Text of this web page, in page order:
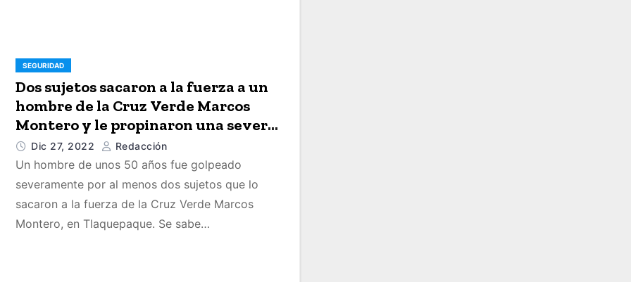
SEGURIDAD
Dos sujetos sacaron a la fuerza a un
hombre de la Cruz Verde Marcos
Montero y le propinaron una severa
golpiza
Dic 27, 2022 Redacción
Un hombre de unos 50 años fue golpeado
severamente por al menos dos sujetos que lo
sacaron a la fuerza de la Cruz Verde Marcos
Montero, en Tlaquepaque. Se sabe…